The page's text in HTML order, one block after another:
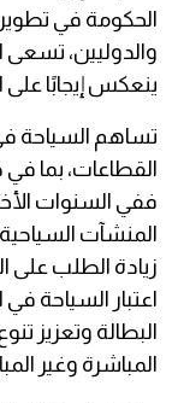
الحكومة في تطوير
والدوليين،
ينعكس إيجابًا على
تساهم السياحة
القطاعات، بما في
ففي السنوات
المنشآت
زيادة الطلب على
اعتبار السياحة
البطالة وتعزيز
المباشرة وغير